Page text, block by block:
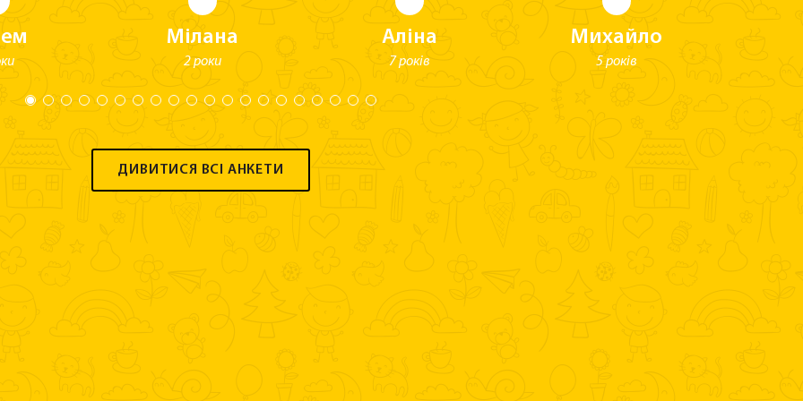
Мілана
2 роки
Аліна
7 років
Михайло
5 років
ДИВИТИСЯ ВСІ АНКЕТИ